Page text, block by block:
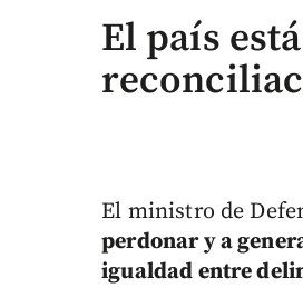
El país
El ministro de
perdonar y a
igualdad entre